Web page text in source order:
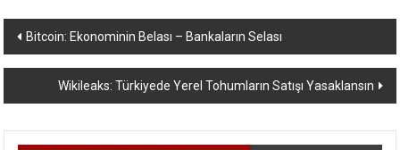
Yazı
dolaşımı
Bitcoin: Ekonominin Belası – Bankaların Selası
Wikileaks: Türkiyede Yerel Tohumların Satışı Yasaklansın